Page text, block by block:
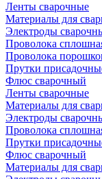
Ленты сварочные
Материалы для
Электроды
Проволока
Проволока
Прутки
Флюс сварочный
Ленты сварочные
Материалы для
Электроды
Проволока
Прутки
Флюс сварочный
Материалы для